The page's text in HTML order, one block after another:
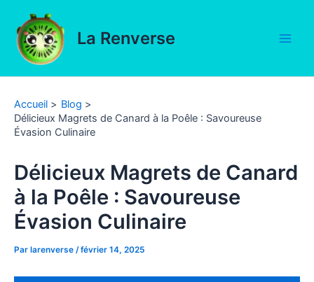
contenu
La Renverse
Accueil
Blog
Délicieux Magrets de Canard à la Poêle : Savoureuse
Évasion Culinaire
Délicieux Magrets de Canard
à la Poêle : Savoureuse
Évasion Culinaire
Par larenverse /février 14, 2025